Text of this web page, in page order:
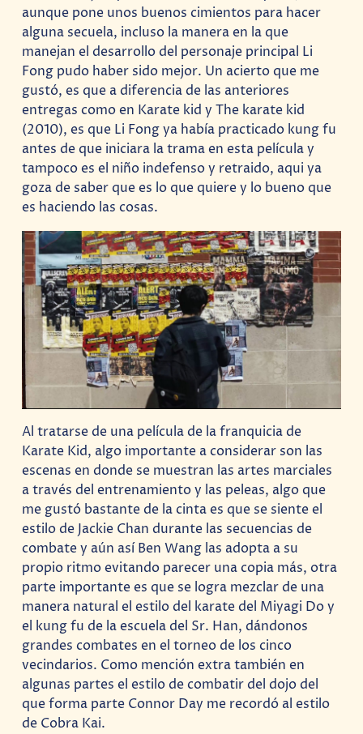
aunque pone unos buenos cimientos para hacer
alguna secuela, incluso la manera en la que
manejan el desarrollo del personaje principal Li
Fong pudo haber sido mejor. Un acierto que me
gustó, es que a diferencia de las anteriores
entregas como en Karate kid y The karate kid
(2010), es que Li Fong ya había practicado kung fu
antes de que iniciara la trama en esta película y
tampoco es el niño indefenso y retraido, aqui ya
goza de saber que es lo que quiere y lo bueno que
es haciendo las cosas.
Al tratarse de una película de la franquicia de
Karate Kid, algo importante a considerar son las
escenas en donde se muestran las artes marciales
a través del entrenamiento y las peleas, algo que
me gustó bastante de la cinta es que se siente el
estilo de Jackie Chan durante las secuencias de
combate y aún así Ben Wang las adopta a su
propio ritmo evitando parecer una copia más, otra
parte importante es que se logra mezclar de una
manera natural el estilo del karate del Miyagi Do y
el kung fu de la escuela del Sr. Han, dándonos
grandes combates en el torneo de los cinco
vecindarios. Como mención extra también en
algunas partes el estilo de combatir del dojo del
que forma parte Connor Day me recordó al estilo
de Cobra Kai.